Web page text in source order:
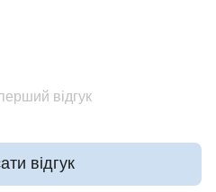
відгук
відгук